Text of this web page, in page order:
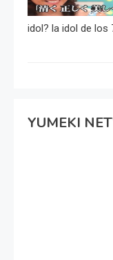
idol? la idol de los
YUMEKI